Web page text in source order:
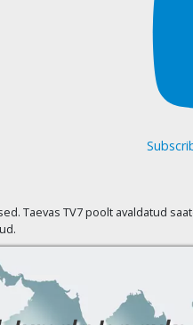
Taevas TV7 poolt avaldatud